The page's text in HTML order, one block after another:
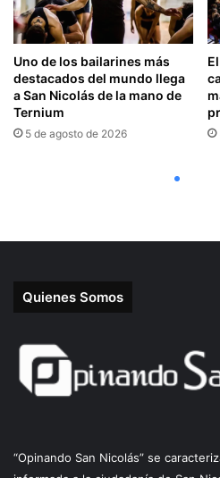
Quienes Somos
“Opinando San Nicolás” se